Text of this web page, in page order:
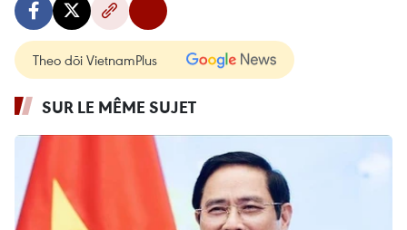
Theo dõi VietnamPlus
SUR LE MÊME SUJET